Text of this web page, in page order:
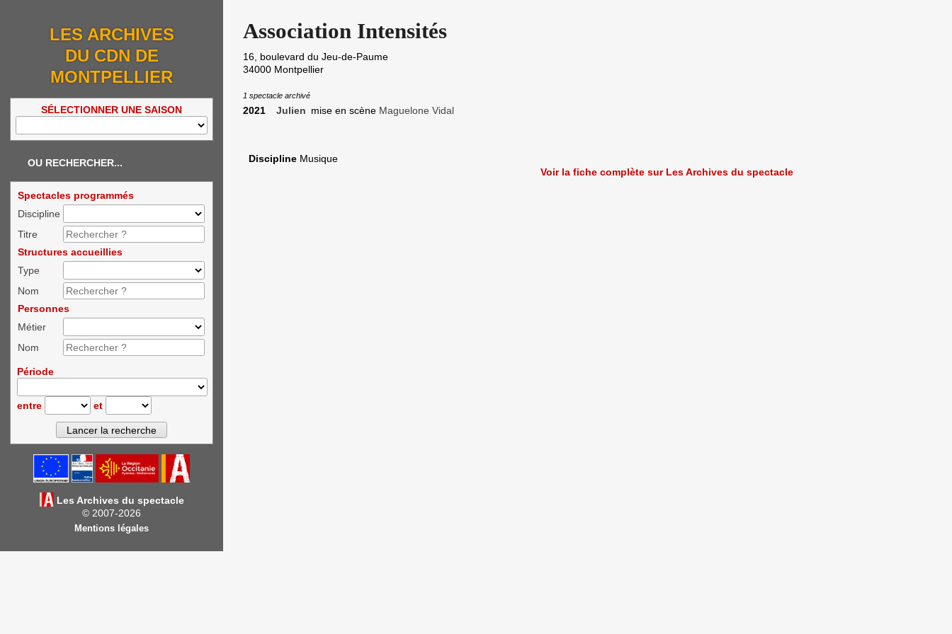
LES ARCHIVES
DU CDN DE
MONTPELLIER
SÉLECTIONNER UNE SAISON
OU RECHERCHER...
Spectacles programmés
Discipline
Titre
Structures accueillies
Type
Nom
Personnes
Métier
Nom
Période
entre et
Les Archives du spectacle
© 2007-2026
Mentions légales
Association Intensités
16, boulevard du Jeu-de-Paume
34000 Montpellier
1 spectacle archivé
2021 Julien mise en scène Maguelone Vidal
Discipline Musique
Voir la fiche complète sur Les Archives du spectacle